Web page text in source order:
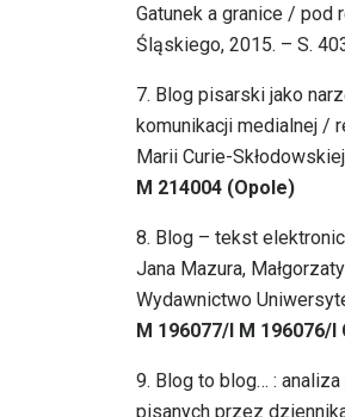
Gatunek a granice / pod
Śląskiego, 2015. – S.
7. Blog pisarski jako
komunikacji medialnej /
Marii Curie-
M 214004 (Opole)
8. Blog – tekst
Jana Mazura,
Wydawnictwo
M 196077/I M 196076/
9. Blog to blog… :
pisanych przez